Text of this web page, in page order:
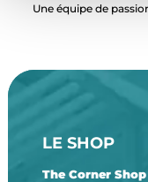
Une équipe de
LE SHOP
The Corner